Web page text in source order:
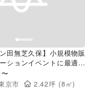
slide
田無芝久保】小規模物販
ションイベントに最適な
ある通行量の多いイベン
京市 2.42坪 (8 ㎡)